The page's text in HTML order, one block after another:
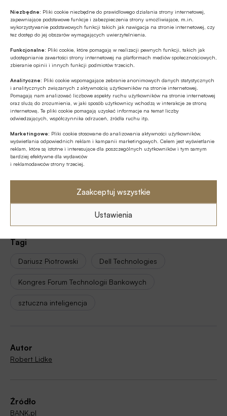
Niezbędne: Pliki cookie niezbędne do prawidłowego działania strony internetowej,
zapewniające podstawowe funkcje i zabezpieczenia strony umożliwiające, m.in.
wykorzystywanie podstawowych funkcji takich jak nawigacja na stronie internetowej, czy
tez dostęp do jej obszarów wymagających uwierzytelnienia.
Funkcjonalne: Pliki cookie, które pomagają w realizacji pewnych funkcji, takich jak
udostępnianie zawartości strony internetowej na platformach mediów społecznościowych,
zbieranie opinii i innych funkcji podmiotów trzecich.
Analityczne: Pliki cookie wspomagające zebranie anonimowych danych statystycznych
i analitycznych związanych z aktywnością użytkowników na stronie internetowej.
Pomagają nam analizować liczbowe aspekty ruchu użytkowników na stronie internetowej
oraz służą do zrozumienia, w jaki sposób użytkownicy wchodzą w interakcje ze stroną
internetową. Te pliki cookie pomagają uzyskać informacje na temat liczby
odwiedzających, współczynnika odrzuceń, źródła ruchu itp.
Marketingowe: Pliki cookie stosowane do analizowania aktywności użytkowników,
wyświetlania odpowiednich reklam i kampanii marketingowych. Celem jest wyświetlanie
reklam, które są istotne i interesujące dla poszczególnych użytkowników i tym samym
bardziej efektywne dla wydawców
i reklamodawców strony trzeciej.
Zaakceptuj wszystkie
Ustawienia
Źródło:BANK.pl
Tagi
Dariusz Piotrowski Dell Technologies
Kongres Forum Technologii Bankowych
sztuczna inteligencja
Autor
Robert Lidke
Źródło
BANK.pl